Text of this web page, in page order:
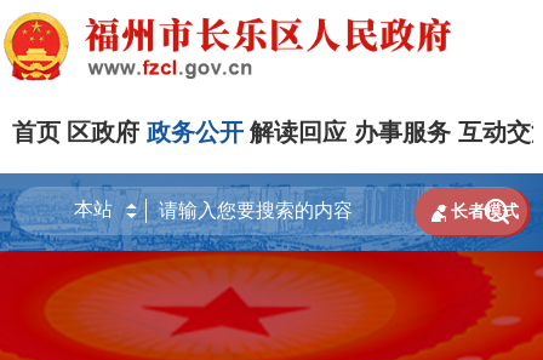
首页 区政府 政务公开 解读回应 办事服务 互动交

 长者模式